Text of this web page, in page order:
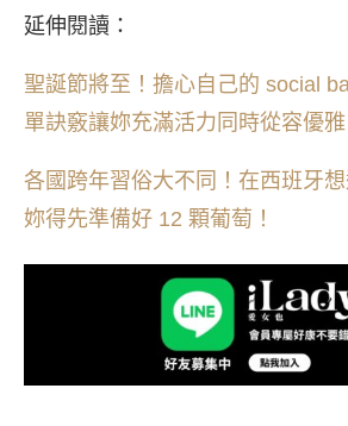
延伸閱讀：
聖誕節將至！擔心自己的 social
單訣竅讓妳充滿活力同時從容優雅
各國跨年習俗大不同！在西班牙想
妳得先準備好 12 顆葡萄！